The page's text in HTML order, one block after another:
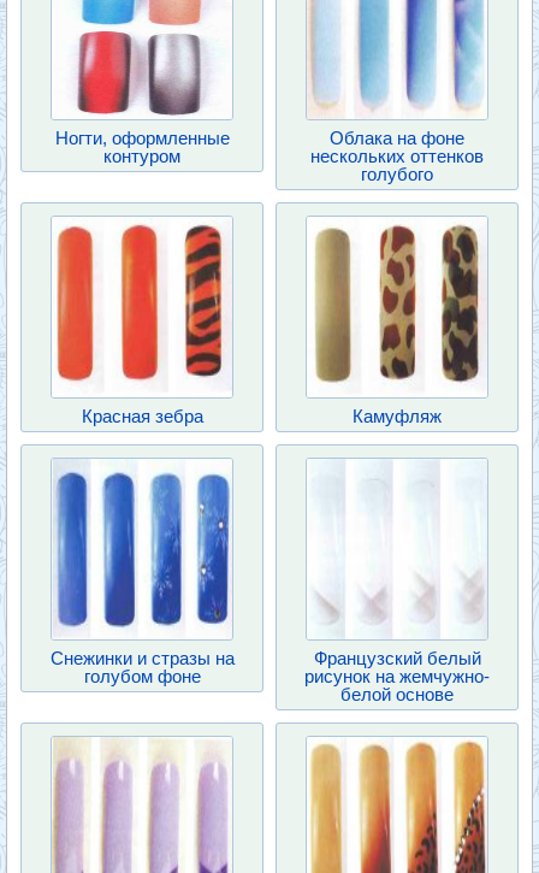
Ногти, оформленные
контуром
Облака на фоне
нескольких оттенков
голубого
Красная зебра Камуфляж
Снежинки и стразы на
голубом фоне
Французский белый
рисунок на жемчужно-
белой основе